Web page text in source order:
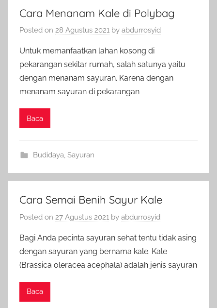
Cara Menanam Kale di Polybag
Posted on 28 Agustus 2021 by abdurrosyid
Untuk memanfaatkan lahan kosong di
pekarangan sekitar rumah, salah satunya yaitu
dengan menanam sayuran. Karena dengan
menanam sayuran di pekarangan
Baca
Budidaya, Sayuran
Cara Semai Benih Sayur Kale
Posted on 27 Agustus 2021 by abdurrosyid
Bagi Anda pecinta sayuran sehat tentu tidak asing
dengan sayuran yang bernama kale. Kale
(Brassica oleracea acephala) adalah jenis sayuran
Baca